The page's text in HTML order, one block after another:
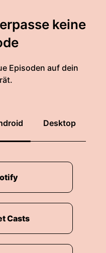
keine
Episoden auf dein
Desktop
Casts